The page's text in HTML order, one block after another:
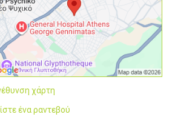
χάρτη
ένα ραντεβού